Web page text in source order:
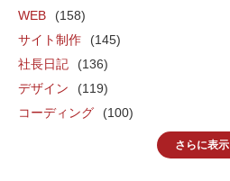
WEB
(158)
サイト制作
(145)
社長日記
(136)
デザイン
(119)
コーディング
(100)
さらに表示